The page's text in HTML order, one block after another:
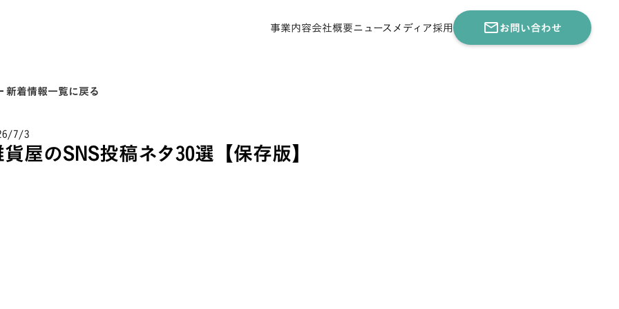
事業内容会社概要ニュースメディア採用 mail_outlineお問い合わせ
新着情報一覧に戻る
7/3
屋のSNS投稿ネタ30選【保存版】